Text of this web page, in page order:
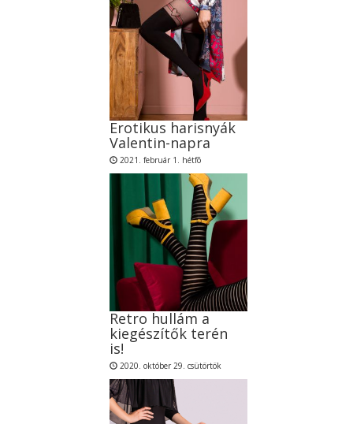
Erotikus harisnyák
Valentin-napra
2021. február 1. hétfõ
Retro hullám a
kiegészítők terén
is!
2020. október 29. csütörtök